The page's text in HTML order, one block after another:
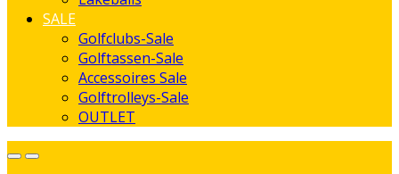
SALE
Golfclubs-Sale
Golftassen-Sale
Accessoires Sale
Golftrolleys-Sale
OUTLET